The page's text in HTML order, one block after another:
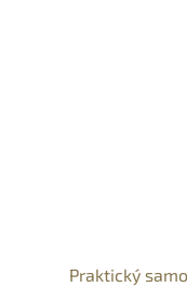
Praktický